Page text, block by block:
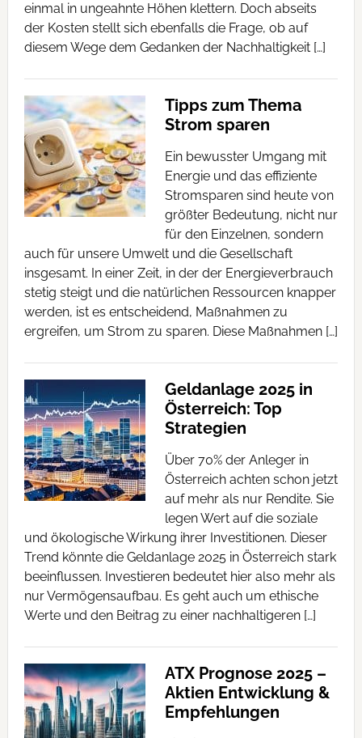
einmal in ungeahnte Höhen klettern. Doch abseits
der Kosten stellt sich ebenfalls die Frage, ob auf
diesem Wege dem Gedanken der Nachhaltigkeit […]
Tipps zum Thema
Strom sparen
Ein bewusster Umgang mit
Energie und das effiziente
Stromsparen sind heute von
größter Bedeutung, nicht nur
für den Einzelnen, sondern
auch für unsere Umwelt und die Gesellschaft
insgesamt. In einer Zeit, in der der Energieverbrauch
stetig steigt und die natürlichen Ressourcen knapper
werden, ist es entscheidend, Maßnahmen zu
ergreifen, um Strom zu sparen. Diese Maßnahmen […]
Geldanlage 2025 in
Österreich: Top
Strategien
Über 70% der Anleger in
Österreich achten schon jetzt
auf mehr als nur Rendite. Sie
legen Wert auf die soziale
und ökologische Wirkung ihrer Investitionen. Dieser
Trend könnte die Geldanlage 2025 in Österreich stark
beeinflussen. Investieren bedeutet hier also mehr als
nur Vermögensaufbau. Es geht auch um ethische
Werte und den Beitrag zu einer nachhaltigeren […]
ATX Prognose 2025 –
Aktien Entwicklung &
Empfehlungen